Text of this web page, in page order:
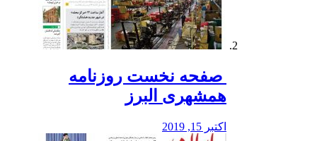
️ صفحه نخست روزنامه‌
همشهری البرز
اکتبر 15, 2019